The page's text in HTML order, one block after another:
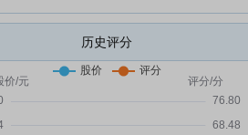
历史评分